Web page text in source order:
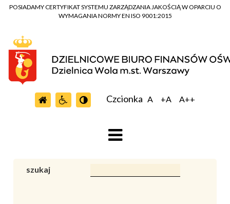
POSIADAMY CERTYFIKAT SYSTEMU ZARZĄDZANIA JAKOŚCIĄ W OPARCIU O
WYMAGANIA NORMY EN ISO 9001:2015
Czcionka A +A A++
szukaj